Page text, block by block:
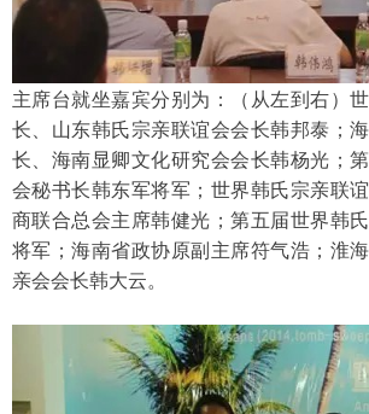
主席台就坐嘉宾分别为：（从左到右）
长、山东韩氏宗亲联谊会会长韩邦泰；
长、海南显卿文化研究会会长韩杨光；
会秘书长韩东军将军；世界韩氏宗亲联
商联合总会主席韩健光；第五届世界韩
将军；海南省政协原副主席符气浩；淮
亲会会长韩大云。